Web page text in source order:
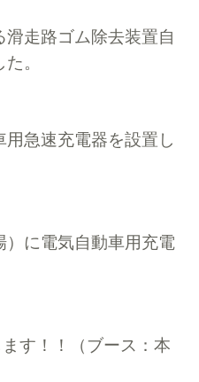
走路ゴム除去装置自
。
急速充電器を設置し
）に電気自動車用充電
ます！！（ブース：本